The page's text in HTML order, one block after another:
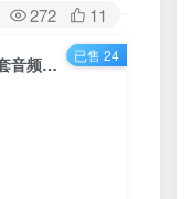
272 11
Youtube《Lalafun 儿歌乐园》全264集，1080P高清视频，配套音频MP3，百度网盘下载！ 已售 24